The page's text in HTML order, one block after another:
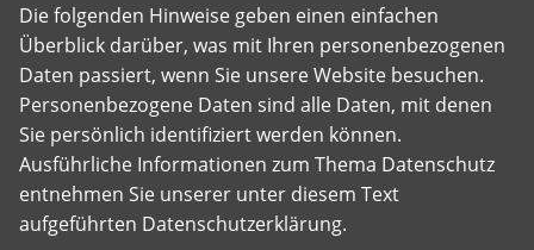
und
Spaß
haben
wollen.
Erfahrene
Mentoren
stehen
bereit,
um
gemeinsam
an
Die folgenden Hinweise geben einen einfachen
Überblick darüber, was mit Ihren personenbezogenen
Daten passiert, wenn Sie unsere Website besuchen.
Personenbezogene Daten sind alle Daten, mit denen
Sie persönlich identifiziert werden können.
Ausführliche Informationen zum Thema Datenschutz
entnehmen Sie unserer unter diesem Text
aufgeführten Datenschutzerklärung.